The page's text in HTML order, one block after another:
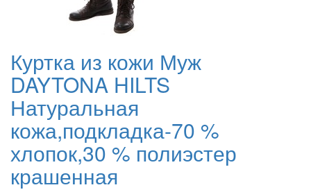
Куртка из кожи Муж
DAYTONA HILTS
Натуральная
кожа,подкладка-70 %
хлопок,30 % полиэстер
крашенная